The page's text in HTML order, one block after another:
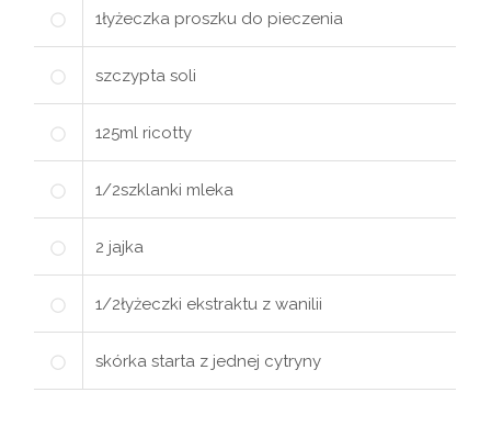
1łyżeczka proszku do pieczenia
szczypta soli
125ml ricotty
1/2szklanki mleka
2 jajka
1/2łyżeczki ekstraktu z wanilii
skórka starta z jednej cytryny